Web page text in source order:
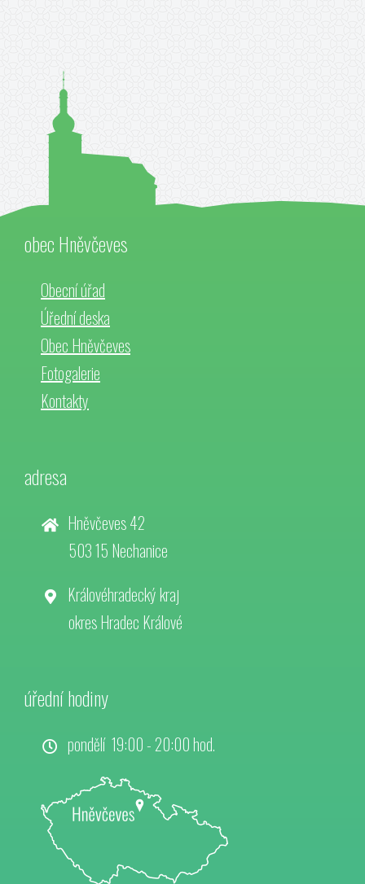
obec Hněvčeves
Obecní úřad
Úřední deska
Obec Hněvčeves
Fotogalerie
Kontakty
adresa
Hněvčeves 42
503 15 Nechanice
Královéhradecký kraj
okres Hradec Králové
úřední hodiny
pondělí 19:00 - 20:00 hod.